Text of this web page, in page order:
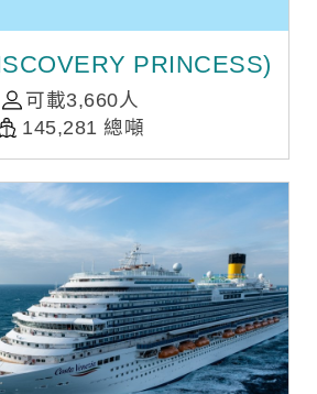
PRINCESS)
可載3,660人
145,281 總噸